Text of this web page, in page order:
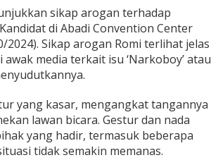
sikap arogan terhadap
di Abadi Convention Center
2024). Sikap arogan Romi terlihat jelas
media terkait isu ‘Narkoboy’ atau
yang kasar, mengangkat tangannya
lawan bicara. Gestur dan nada
yang hadir, termasuk beberapa
tidak semakin memanas.